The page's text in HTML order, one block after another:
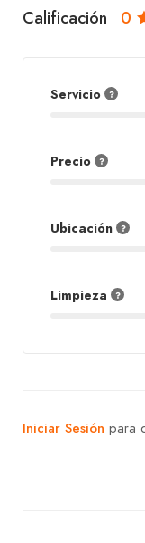
Calificación 0
Servicio
Precio
Ubicación
Limpieza
Iniciar Sesión para